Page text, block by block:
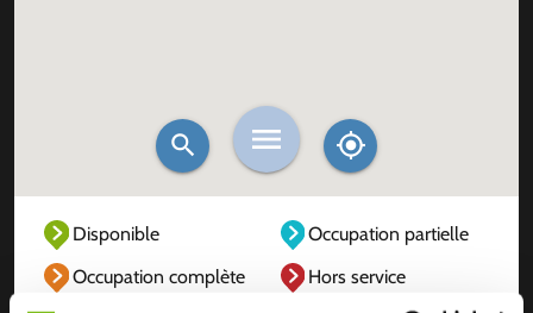
Disponible
Occupation partielle
Occupation complète
Hors service